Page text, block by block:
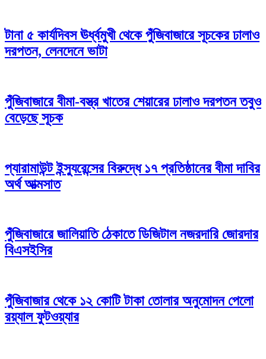
টানা ৫ কার্যদিবস ঊর্ধ্বমুখী থেকে পুঁজিবাজারে সূচকের ঢালাও
দরপতন, লেনদেনে ভাটা
পুঁজিবাজারে বীমা-বস্ত্র খাতের শেয়ারের ঢালাও দরপতন তবুও
বেড়েছে সূচক
প্যারামাউন্ট ইন্স্যুরেন্সের বিরুদ্ধে ১৭ প্রতিষ্ঠানের বীমা দাবির
অর্থ আত্মসাত
পুঁজিবাজারে জালিয়াতি ঠেকাতে ডিজিটাল নজরদারি জোরদার
বিএসইসির
পুঁজিবাজার থেকে ১২ কোটি টাকা তোলার অনুমোদন পেলো
রয়্যাল ফুটওয়্যার